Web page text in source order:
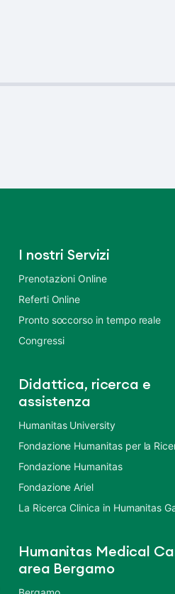
I nostri Servizi
Prenotazioni Online
Referti Online
Pronto soccorso in tempo reale
Congressi
Didattica, ricerca e
assistenza
Humanitas University
Fondazione Humanitas per la
Fondazione Humanitas
Fondazione Ariel
La Ricerca Clinica in Humanitas
Humanitas Medical
area Bergamo